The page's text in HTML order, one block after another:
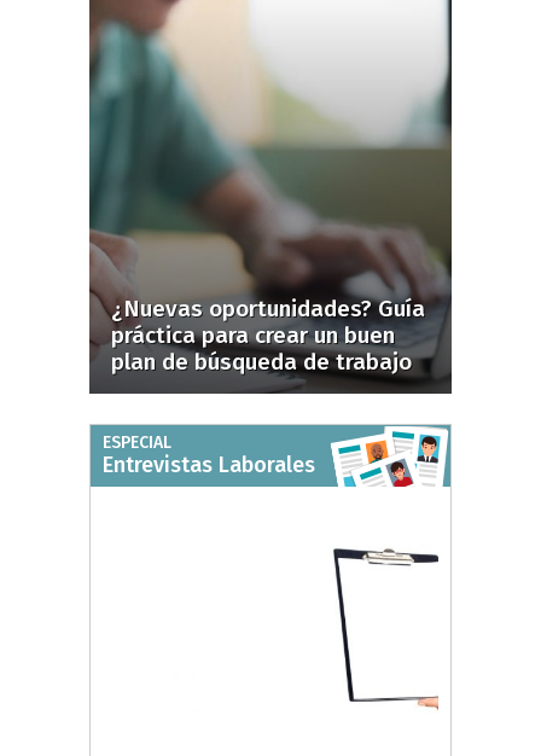
¿Nuevas oportunidades? Guía
práctica para crear un buen
plan de búsqueda de trabajo
ESPECIAL
Entrevistas Laborales